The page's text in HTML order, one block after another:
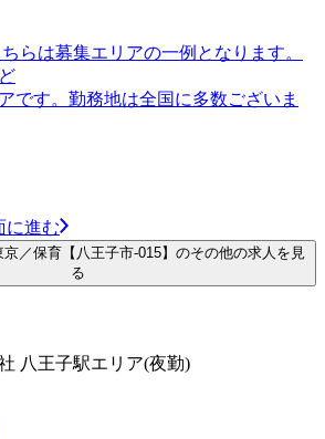
らは募集エリアの一例となります。
です。勤務地は全国に多数ございま
に進む
／保育【八王子市-015】のその他の求人を見
る
八王子駅エリア(夜勤)